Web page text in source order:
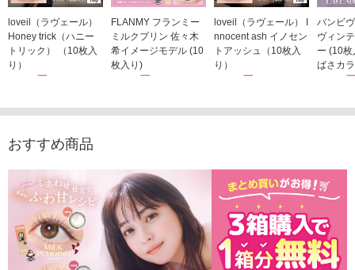
loveil（ラヴェール）
Honey trick（ハニー
トリック） （10枚入
り）
1,760円
FLANMY フランミー
ミルクプリン 佐々木
希イメージモデル (10
枚入り)
1,815円
loveil（ラヴェール） I
nnocent ash イノセン
トアッシュ（10枚入
り）
1,760円
バンビ
ヴィン
ー (10
ばさカ
1,848
おすすめ商品